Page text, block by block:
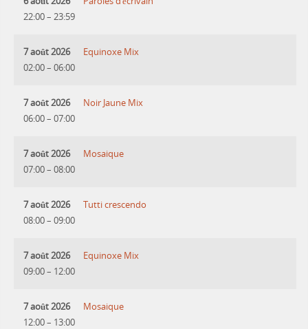
22:00– 23:59
7 août 2026
02:00– 06:00
Equinoxe Mix
7 août 2026
06:00– 07:00
Noir Jaune Mix
7 août 2026
07:00– 08:00
Mosaique
7 août 2026
08:00– 09:00
Tutti crescendo
7 août 2026
09:00– 12:00
Equinoxe Mix
7 août 2026
12:00– 13:00
Mosaique